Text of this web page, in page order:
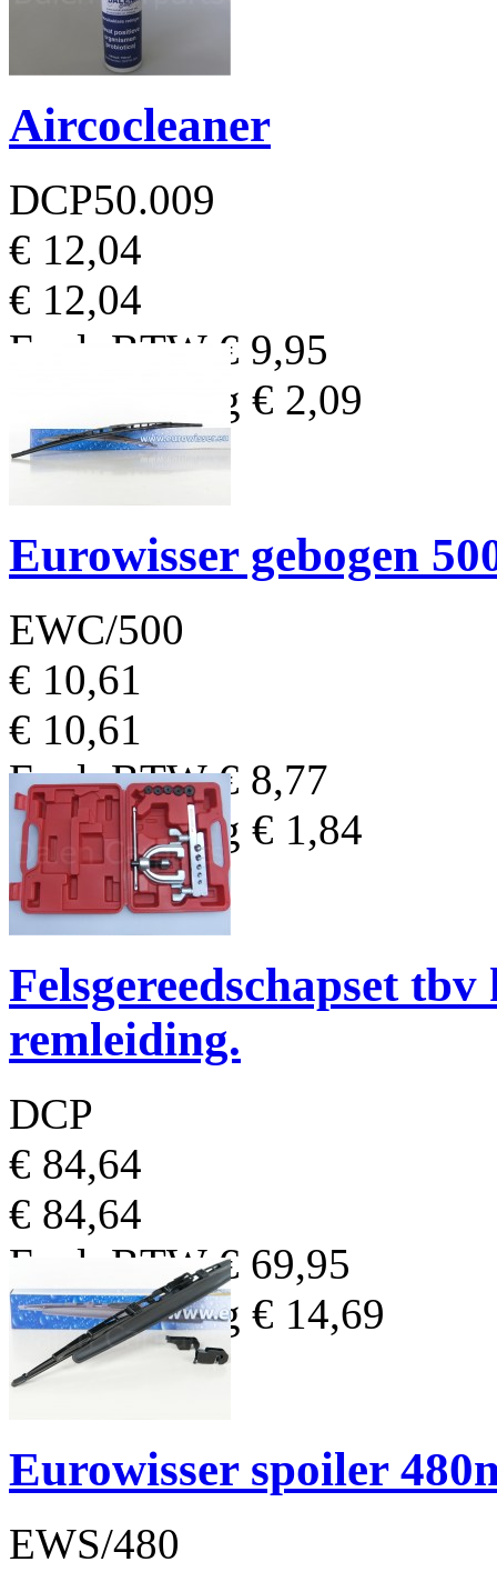
Aircocleaner
DCP50.009
€ 12,04
€ 12,04
Excl. BTW € 9,95
BTW Bedrag € 2,09
Eurowisser gebogen
EWC/500
€ 10,61
€ 10,61
Excl. BTW€ 8,77
BTW Bedrag € 1,84
Felsgereedschapset
remleiding.
DCP
€ 84,64
€ 84,64
Excl. BTW€ 69,95
BTW Bedrag € 14,69
Eurowisser spoiler
EWS/480